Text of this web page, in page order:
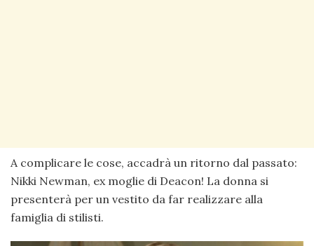
A complicare le cose, accadrà un ritorno dal passato:
Nikki Newman, ex moglie di Deacon! La donna si
presenterà per un vestito da far realizzare alla
famiglia di stilisti.